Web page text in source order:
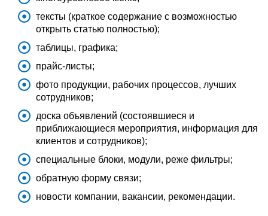
тексты (краткое содержание с возможностью
открыть статью полностью);
таблицы, графика;
прайс-листы;
фото продукции, рабочих процессов, лучших
сотрудников;
доска объявлений (состоявшиеся и
приближающиеся мероприятия, информация для
клиентов и сотрудников);
специальные блоки, модули, реже фильтры;
обратную форму связи;
новости компании, вакансии, рекомендации.